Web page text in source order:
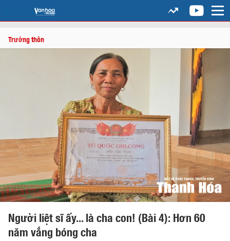
Trưởng thôn
Người liệt sĩ ấy... là cha con! (Bài 4): Hơn 60
năm vắng bóng cha